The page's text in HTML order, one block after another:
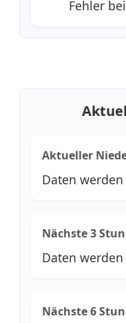
Fehler
Aktueller
Daten
Nächste 3
Daten
Nächste 6